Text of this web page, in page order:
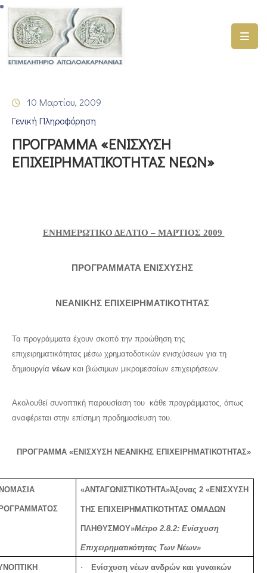
ΑΡΧΙΚΗ
ΓΕΜΗ
–
ΠΡΟΓΡΑΜΜΑΤΑ
ΕΤΑΙΡΕΙΕΣ
10 Μαρτίου, 2009
Γενική Πληροφόρηση
ΠΡΟΓΡΑΜΜΑ «ΕΝΙΣΧΥΣΗ
ΕΠΙΧΕΙΡΗΜΑΤΙΚΟΤΗΤΑΣ ΝΕΩΝ»
ΕΝΗΜΕΡΩΤΙΚΟ ΔΕΛΤΙΟ – ΜΑΡΤΙΟΣ 2009
ΠΡΟΓΡΑΜΜΑΤΑ ΕΝΙΣΧΥΣΗΣ
ΝΕΑΝΙΚΗΣ ΕΠΙΧΕΙΡΗΜΑΤΙΚΟΤΗΤΑΣ
Τα προγράμματα έχουν σκοπό την προώθηση της
επιχειρηματικότητας μέσω χρηματοδοτικών ενισχύσεων για τη
δημιουργία νέων και βιώσιμων μικρομεσαίων επιχειρήσεων.
Ακολουθεί συνοπτική παρουσίαση του κάθε προγράμματος, όπως
αναφέρεται στην επίσημη προδημοσίευση του.
ΠΡΟΓΡΑΜΜΑ «ΕΝΙΣΧΥΣΗ ΝΕΑΝΙΚΗΣ ΕΠΙΧΕΙΡΗΜΑΤΙΚΟΤΗΤΑΣ»
«ANΤΑΓΩΝΙΣΤΙΚΟΤΗΤΑ»Άξονας 2 «ΕΝΙΣΧΥΣΗ
ΤΗΣ ΕΠΙΧΕΙΡΗΜΑΤΙΚΟΤΗΤΑΣ ΟΜΑΔΩΝ
ΠΛΗΘΥΣΜΟΥ»Μέτρο 2.8.2: Ενίσχυση
Επιχειρηματικότητας Των Νέων»
· Ενίσχυση νέων ανδρών και γυναικών